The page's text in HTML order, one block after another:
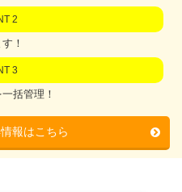
2
！
3
括管理！
報はこちら